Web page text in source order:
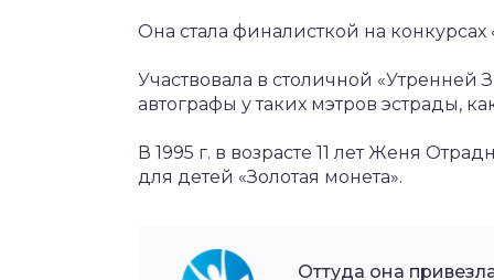
Она стала финалисткой на
Участвовала в столичной «Утренней
автографы у таких мэтров эстрады,
В 1995 г. в возрасте 11 лет Женя
для детей «Золотая монета».
Оттуда она